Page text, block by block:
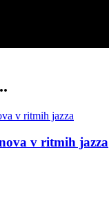
v ritmih jazza